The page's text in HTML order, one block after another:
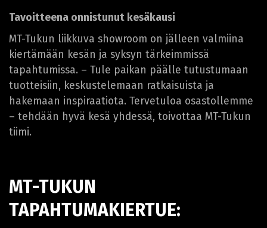
Tavoitteena onnistunut kesäkausi
MT-Tukun liikkuva showroom on jälleen valmiina
kiertämään kesän ja syksyn tärkeimmissä
tapahtumissa. – Tule paikan päälle tutustumaan
tuotteisiin, keskustelemaan ratkaisuista ja
hakemaan inspiraatiota. Tervetuloa osastollemme
– tehdään hyvä kesä yhdessä, toivottaa MT-Tukun
tiimi.
MT-TUKUN
TAPAHTUMAKIERTUE: